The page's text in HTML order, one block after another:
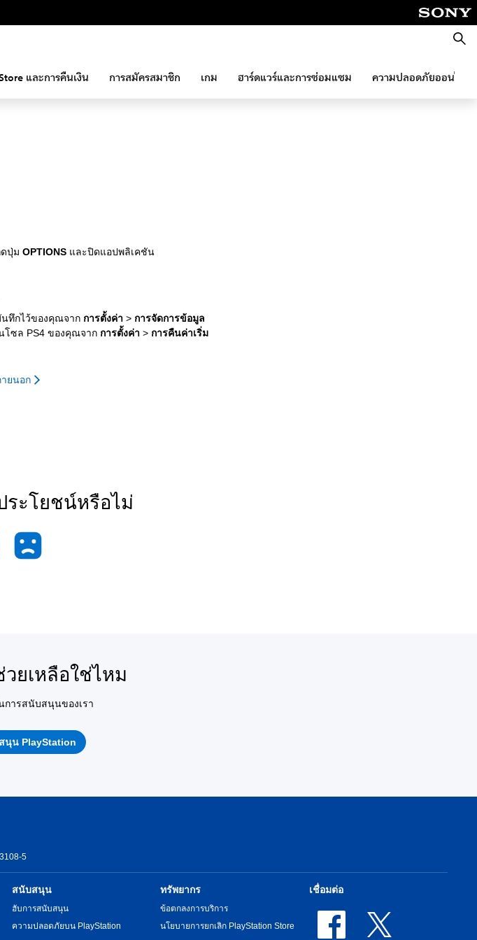
ค้นหา
และการคืนเงิน การสมัครสมาชิก เกม ฮาร์ดแวร์และการซ่อมแซม ความปลอดภัยออนไลน์
ดปุ่มOPTIONS และปิดแอปพลิเคชัน
นทึกไว้ของคุณจากการตั้งค่า> การจัดการข้อมูล
โซล PS4 ของคุณจากการตั้งค่า> การคืนค่าเริ่ม
ยนอก
ะโยชน์หรือไม่
ยเหลือใช่ไหม
การสนับสนุนของเรา
นุน PlayStation
5
สนับสนุน
ฮับการสนับสนุน
ความปลอดภัยบน PlayStation
ทรัพยากร
ข้อตกลงการบริการ
นโยบายการยกเลิก PlayStation Store
เชื่อมต่อ